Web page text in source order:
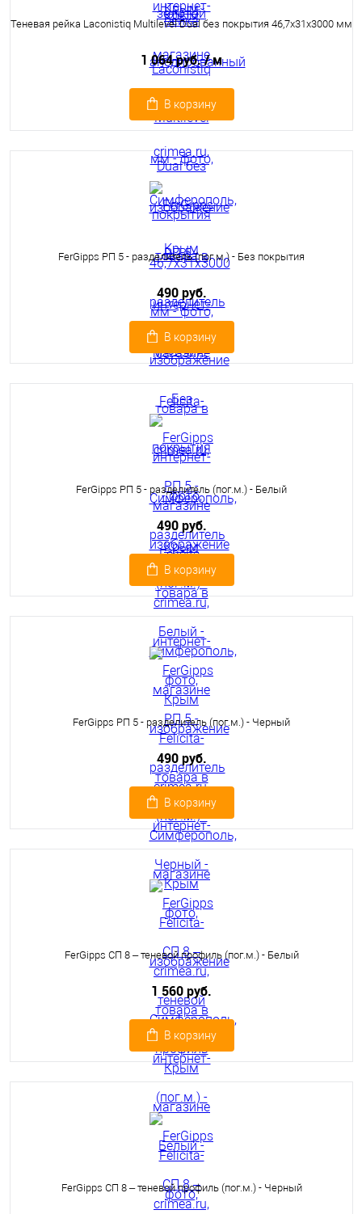
Теневая рейка Laconistiq Multilevel Dual без покрытия 46,7x31x3000 мм
1 064 руб./ м
В корзину
FerGipps РП 5 - разделитель (пог.м.) - Без покрытия
490 руб.
В корзину
FerGipps РП 5 - разделитель (пог.м.) - Белый
490 руб.
В корзину
FerGipps РП 5 - разделитель (пог.м.) - Черный
490 руб.
В корзину
FerGipps СП 8 – теневой профиль (пог.м.) - Белый
1 560 руб.
В корзину
FerGipps СП 8 – теневой профиль (пог.м.) - Черный